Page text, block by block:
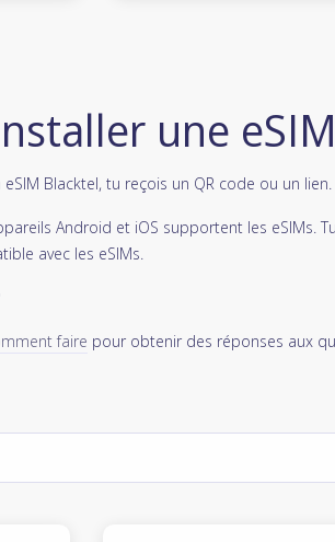
une eSIM
Blacktel, tu reçois un QR code ou un
Android et iOS supportent les eSIMs.
avec les eSIMs.
faire pour obtenir des réponses aux